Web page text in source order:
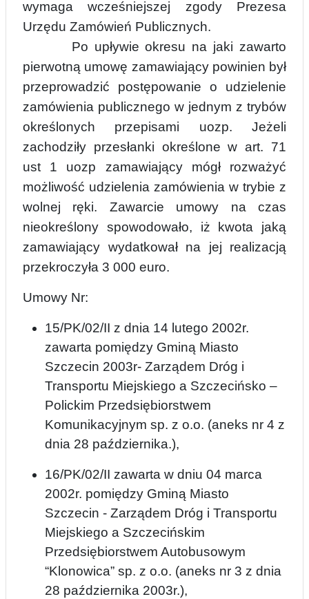
wymaga wcześniejszej zgody Prezesa
Urzędu Zamówień Publicznych.
Po upływie okresu na jaki zawarto
pierwotną umowę zamawiający powinien był
przeprowadzić postępowanie o udzielenie
zamówienia publicznego w jednym z trybów
określonych przepisami uozp. Jeżeli
zachodziły przesłanki określone w art. 71
ust 1 uozp zamawiający mógł rozważyć
możliwość udzielenia zamówienia w trybie z
wolnej ręki. Zawarcie umowy na czas
nieokreślony spowodowało, iż kwota jaką
zamawiający wydatkował na jej realizacją
przekroczyła 3 000 euro.
Umowy Nr:
15/PK/02/II z dnia 14 lutego 2002r.
zawarta pomiędzy Gminą Miasto
Szczecin 2003r- Zarządem Dróg i
Transportu Miejskiego a Szczecińsko –
Polickim Przedsiębiorstwem
Komunikacyjnym sp. z o.o. (aneks nr 4 z
dnia 28 października.),
16/PK/02/II zawarta w dniu 04 marca
2002r. pomiędzy Gminą Miasto
Szczecin - Zarządem Dróg i Transportu
Miejskiego a Szczecińskim
Przedsiębiorstwem Autobusowym
“Klonowica” sp. z o.o. (aneks nr 3 z dnia
28 października 2003r.),